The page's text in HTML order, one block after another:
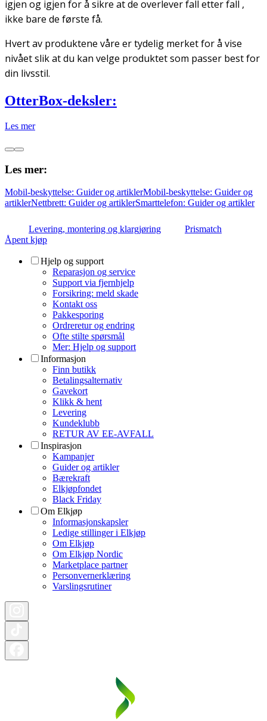
igjen og igjen for å sikre at de overlever fall etter fall ,
ikke bare de første få.
Hvert av produktene våre er tydelig merket for å vise
nivået slik at du kan velge produktet som passer best for
din livsstil.
OtterBox-deksler:
Les mer
Les mer:
Mobil-beskyttelse: Guider og artiklerMobil-beskyttelse: Guider og
artiklerNettbrett: Guider og artiklerSmarttelefon: Guider og artikler
Levering, montering og klargjøring
Prismatch
Åpent kjøp
Hjelp og support
Reparasjon og service
Support via fjernhjelp
Forsikring: meld skade
Kontakt oss
Pakkesporing
Ordreretur og endring
Ofte stilte spørsmål
Mer: Hjelp og support
Informasjon
Finn butikk
Betalingsalternativ
Gavekort
Klikk & hent
Levering
Kundeklubb
RETUR AV EE-AVFALL
Inspirasjon
Kampanjer
Guider og artikler
Bærekraft
Elkjøpfondet
Black Friday
Om Elkjøp
Informasjonskapsler
Ledige stillinger i Elkjøp
Om Elkjøp
Om Elkjøp Nordic
Marketplace partner
Personvernerklæring
Varslingsrutiner